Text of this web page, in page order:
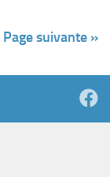
Page suivante »